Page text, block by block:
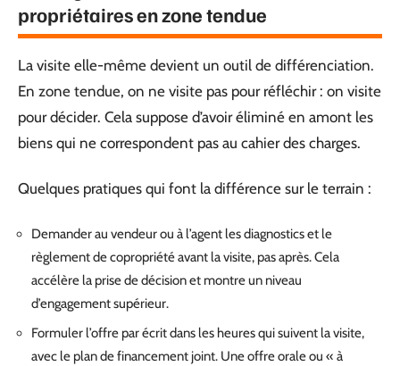
propriétaires en zone tendue
La visite elle-même devient un outil de différenciation.
En zone tendue, on ne visite pas pour réfléchir : on visite
pour décider. Cela suppose d’avoir éliminé en amont les
biens qui ne correspondent pas au cahier des charges.
Quelques pratiques qui font la différence sur le terrain :
Demander au vendeur ou à l’agent les diagnostics et le
règlement de copropriété avant la visite, pas après. Cela
accélère la prise de décision et montre un niveau
d’engagement supérieur.
Formuler l’offre par écrit dans les heures qui suivent la visite,
avec le plan de financement joint. Une offre orale ou « à